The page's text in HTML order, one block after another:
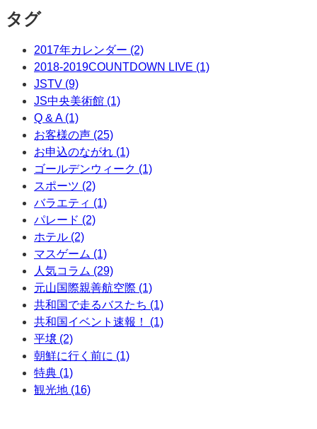
タグ
2017年カレンダー (2)
2018-2019COUNTDOWN LIVE (1)
JSTV (9)
JS中央美術館 (1)
Q & A (1)
お客様の声 (25)
お申込のながれ (1)
ゴールデンウィーク (1)
スポーツ (2)
バラエティ (1)
パレード (2)
ホテル (2)
マスゲーム (1)
人気コラム (29)
元山国際親善航空際 (1)
共和国で走るバスたち (1)
共和国イベント速報！ (1)
平壌 (2)
朝鮮に行く前に (1)
特典 (1)
観光地 (16)